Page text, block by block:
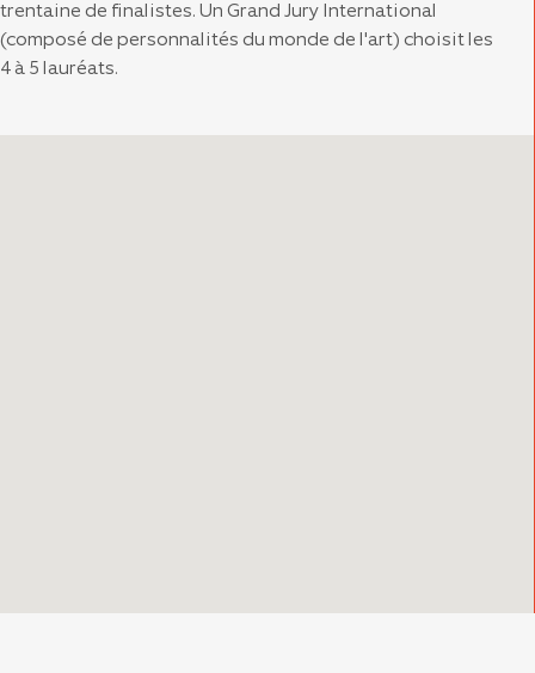
trentaine de finalistes. Un Grand Jury International
(composé de personnalités du monde de l'art) choisit les
4 à 5 lauréats.